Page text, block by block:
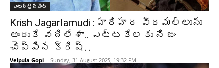
ఎంటర్టైన్మెంట్
Krish Jagarlamudi : హరిహర వీరమల్లును
అందుకే వదిలేశా.. ఎట్టకేలకు నిజం
చెప్పిన క్రిష్…
Velpula Gopi - Sunday, 31 August 2025, 19:32 PM